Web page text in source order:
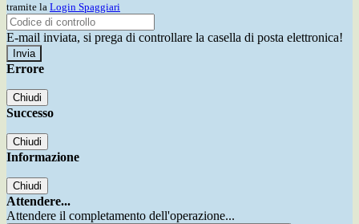
tramite la Login Spaggiari
E-mail inviata, si prega di controllare la casella di posta elettronica!
Errore
Chiudi
Successo
Chiudi
Informazione
Chiudi
Attendere...
Attendere il completamento dell'operazione...